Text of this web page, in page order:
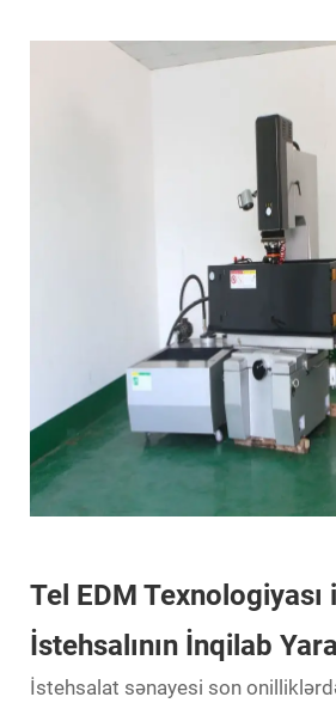
Tel EDM
İstehsalının İnqilab
İstehsalat sənayesi son